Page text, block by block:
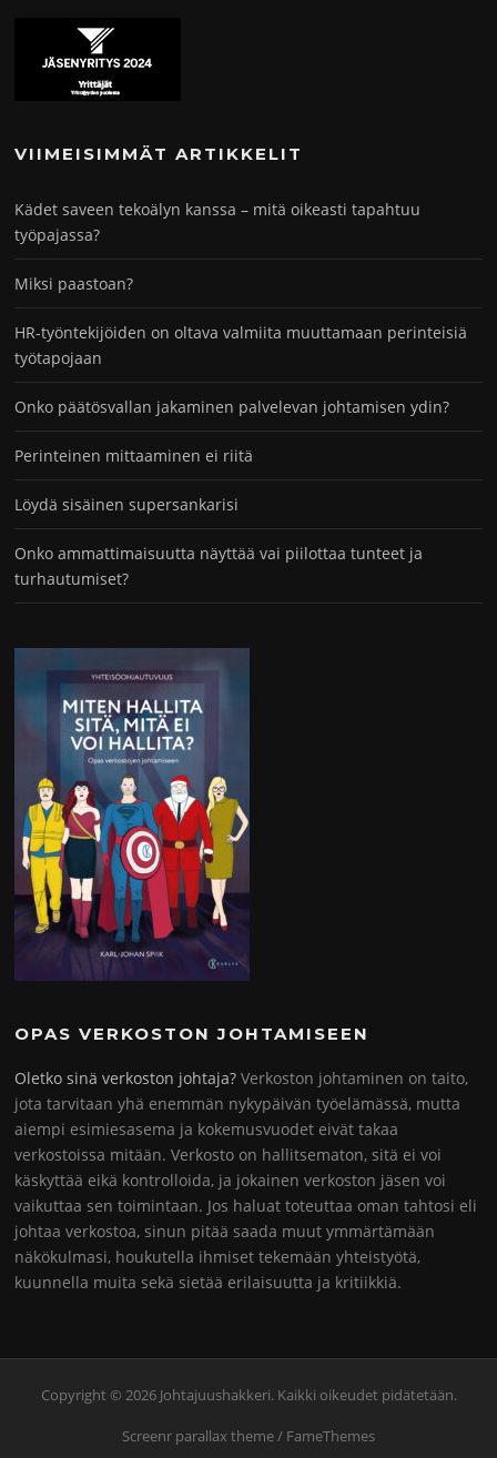
VIIMEISIMMÄT ARTIKKELIT
Kädet saveen tekoälyn kanssa – mitä oikeasti tapahtuu
työpajassa?
Miksi paastoan?
HR-työntekijöiden on oltava valmiita muuttamaan perinteisiä
työtapojaan
Onko päätösvallan jakaminen palvelevan johtamisen ydin?
Perinteinen mittaaminen ei riitä
Löydä sisäinen supersankarisi
Onko ammattimaisuutta näyttää vai piilottaa tunteet ja
turhautumiset?
OPAS VERKOSTON JOHTAMISEEN
Oletko sinä verkoston johtaja? Verkoston johtaminen on taito,
jota tarvitaan yhä enemmän nykypäivän työelämässä, mutta
aiempi esimiesasema ja kokemusvuodet eivät takaa
verkostoissa mitään. Verkosto on hallitsematon, sitä ei voi
käskyttää eikä kontrolloida, ja jokainen verkoston jäsen voi
vaikuttaa sen toimintaan. Jos haluat toteuttaa oman tahtosi eli
johtaa verkostoa, sinun pitää saada muut ymmärtämään
näkökulmasi, houkutella ihmiset tekemään yhteistyötä,
kuunnella muita sekä sietää erilaisuutta ja kritiikkiä.
Copyright © 2026 Johtajuushakkeri. Kaikki oikeudet pidätetään.
Screenr parallax theme/ FameThemes